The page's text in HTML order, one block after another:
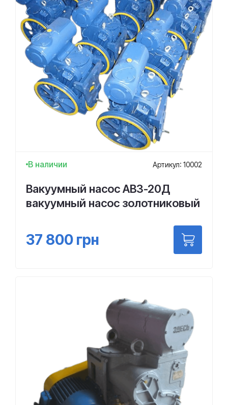
В наличии Артикул: 10002
Вакуумный насос АВЗ-20Д
вакуумный насос золотниковый
37 800 грн